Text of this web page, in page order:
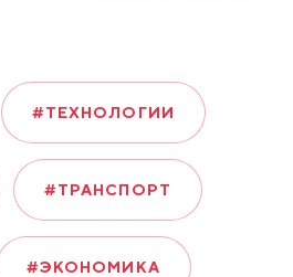
#ТЕХНОЛОГИИ
#ТРАНСПОРТ
#ЭКОНОМИКА